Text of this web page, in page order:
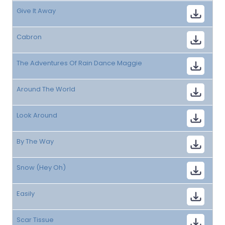
Give It Away
Cabron
The Adventures Of Rain Dance Maggie
Around The World
Look Around
By The Way
Snow (Hey Oh)
Easily
Scar Tissue